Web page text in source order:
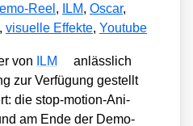
Reel , ILM, Oscar,
, visuelle Effekte, Youtube
von ILM
anläss­lich
zur Ver­fü­gung gestellt
die stop-moti­on-Ani­
am Ende der Demo-